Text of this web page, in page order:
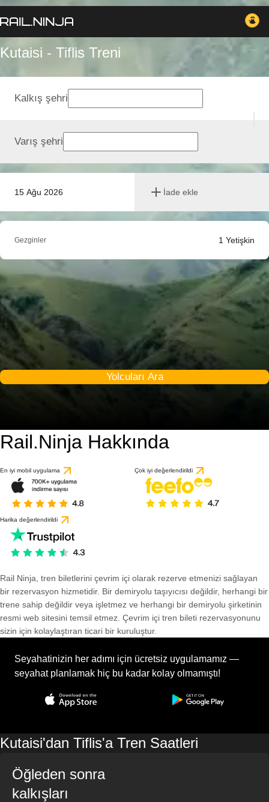
Kutaisi - Tiflis Treni
15 Ağu 2026 İade ekle
Kalkış şehri
Varış şehri
Gezginler 1 Yetişkin
Yolcuları Ara
Rail.Ninja Hakkında
En iyi mobil uygulama Çok iyi değerlendirildi
Harika değerlendirildi
Rail Ninja, tren biletlerini çevrim içi olarak rezerve etmenizi sağlayan
bir rezervasyon hizmetidir. Bir demiryolu taşıyıcısı değildir, herhangi bir
trene sahip değildir veya işletmez ve herhangi bir demiryolu şirketinin
resmi web sitesini temsil etmez. Çevrim içi tren bileti rezervasyonunu
sizin için kolaylaştıran ticari bir kuruluştur.
Seyahatinizin her adımı için ücretsiz uygulamamız —
seyahat planlamak hiç bu kadar kolay olmamıştı!
Kutaisi'dan Tiflis'a Tren Saatleri
Öğleden sonra
kalkışları
1 değerlendirmeye